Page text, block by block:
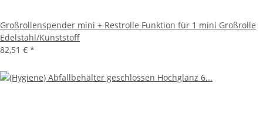
Großrollenspender mini + Restrolle Funktion für 1 mini Großrolle
Edelstahl/Kunststoff
82,51 € *